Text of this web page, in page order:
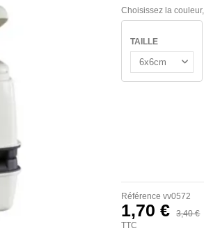
Choisissez la
TAILLE
Référence vv0572
1,70 € 3,40 €
TTC